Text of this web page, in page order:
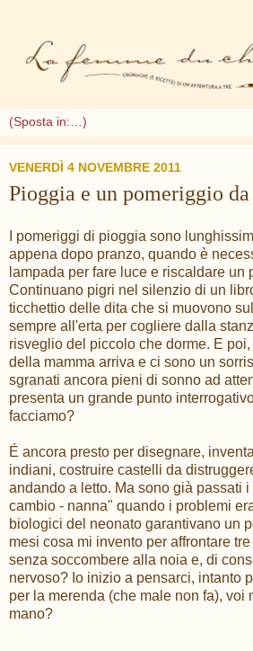
VENERDÌ 4 NOVEMBRE 2011
Pioggia e un pomeriggio da
I pomeriggi di pioggia sono
appena dopo pranzo, quando è
lampada per fare luce e riscaldare un
Continuano pigri nel silenzio di un
ticchettio delle dita che si muovono
sempre all'erta per cogliere dalla
risveglio del piccolo che dorme. E
della mamma arriva e ci sono un
sgranati ancora pieni di sonno ad
presenta un grande punto
facciamo?
É ancora presto per disegnare,
indiani, costruire castelli da
andando a letto. Ma sono già passati
cambio - nanna" quando i problemi
biologici del neonato garantivano un
mesi cosa mi invento per affrontare
senza soccombere alla noia e, di
nervoso? Io inizio a pensarci, intanto
per la merenda (che male non fa), voi
mano?